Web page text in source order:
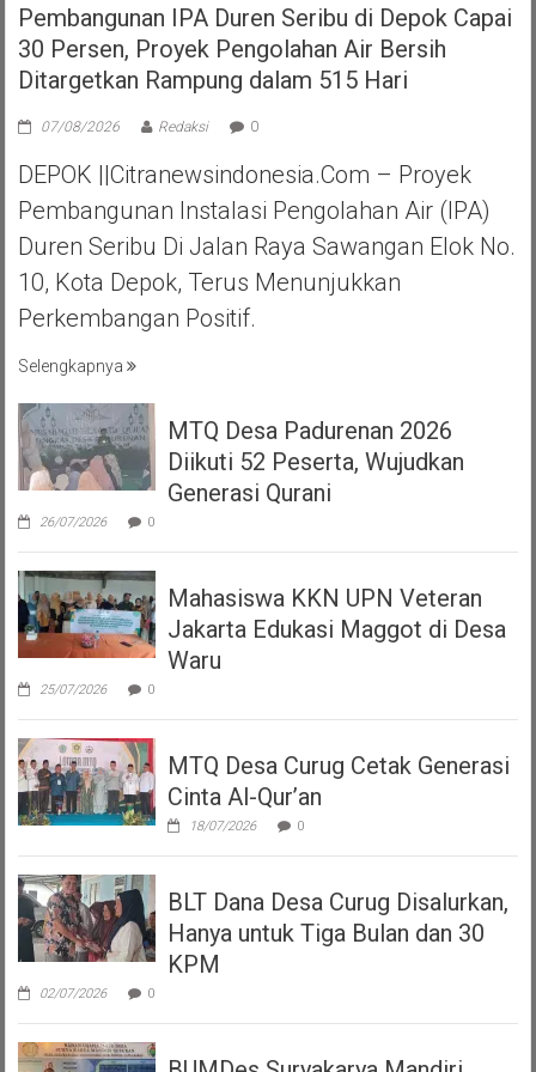
Pembangunan IPA Duren Seribu di Depok Capai
30 Persen, Proyek Pengolahan Air Bersih
Ditargetkan Rampung dalam 515 Hari
07/08/2026 Redaksi 0
DEPOK ||Citranewsindonesia.com – Proyek
Pembangunan Instalasi Pengolahan Air (IPA)
Duren Seribu Di Jalan Raya Sawangan Elok No.
10, Kota Depok, Terus Menunjukkan
Perkembangan Positif.
Selengkapnya
MTQ Desa Padurenan 2026
Diikuti 52 Peserta, Wujudkan
Generasi Qurani
26/07/2026 0
Mahasiswa KKN UPN Veteran
Jakarta Edukasi Maggot di Desa
Waru
25/07/2026 0
MTQ Desa Curug Cetak Generasi
Cinta Al-Qur’an
18/07/2026 0
BLT Dana Desa Curug Disalurkan,
Hanya untuk Tiga Bulan dan 30
KPM
02/07/2026 0